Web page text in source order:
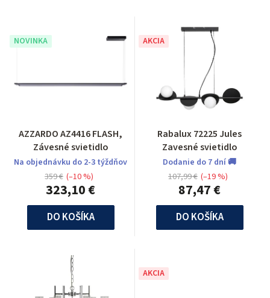
NOVINKA
AZZARDO AZ4416 FLASH,
Závesné svietidlo
Na objednávku do 2-3 týždňov
323,10 €
359 € (–10 %)
DO KOŠÍKA
AKCIA
Rabalux 72225 Jules
Zavesné svietidlo
Dodanie do 7 dní 🚚
87,47 €
107,99 € (–19 %)
DO KOŠÍKA
AKCIA